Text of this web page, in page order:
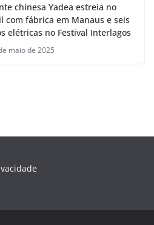
chinesa Yadea estreia no
com fábrica em Manaus e seis
elétricas no Festival Interlagos
maio de 2025